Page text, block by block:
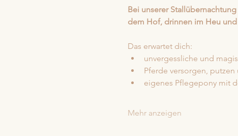
Bei unserer
dem Hof, drinnen im Heu
Das erwartet dich:
unvergessliche und
Pferde versorgen,
eigenes Pflegepony mit
Mehr anzeigen